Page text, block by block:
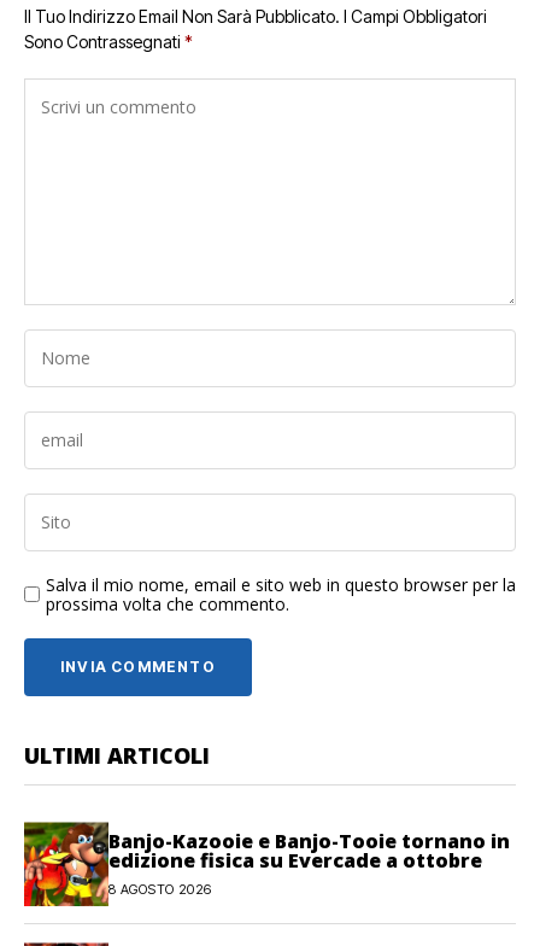
Il Tuo Indirizzo Email Non Sarà Pubblicato. I Campi Obbligatori
Sono Contrassegnati *
Salva il mio nome, email e sito web in questo browser per la
prossima volta che commento.
ULTIMI ARTICOLI
Banjo-Kazooie e Banjo-Tooie tornano in
edizione fisica su Evercade a ottobre
8 AGOSTO 2026